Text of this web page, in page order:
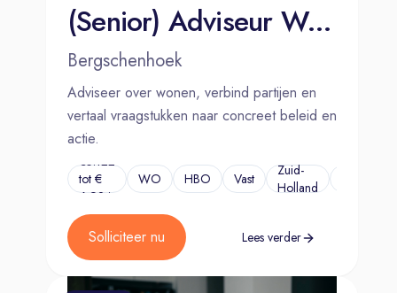
(Senior) Adviseur Wonen
Bergschenhoek
Adviseer over wonen, verbind partijen en
vertaal vraagstukken naar concreet beleid en
actie.
€5.122
tot €
6.924
WO HBO Vast
Zuid-
Holland
Solliciteer nu Lees verder